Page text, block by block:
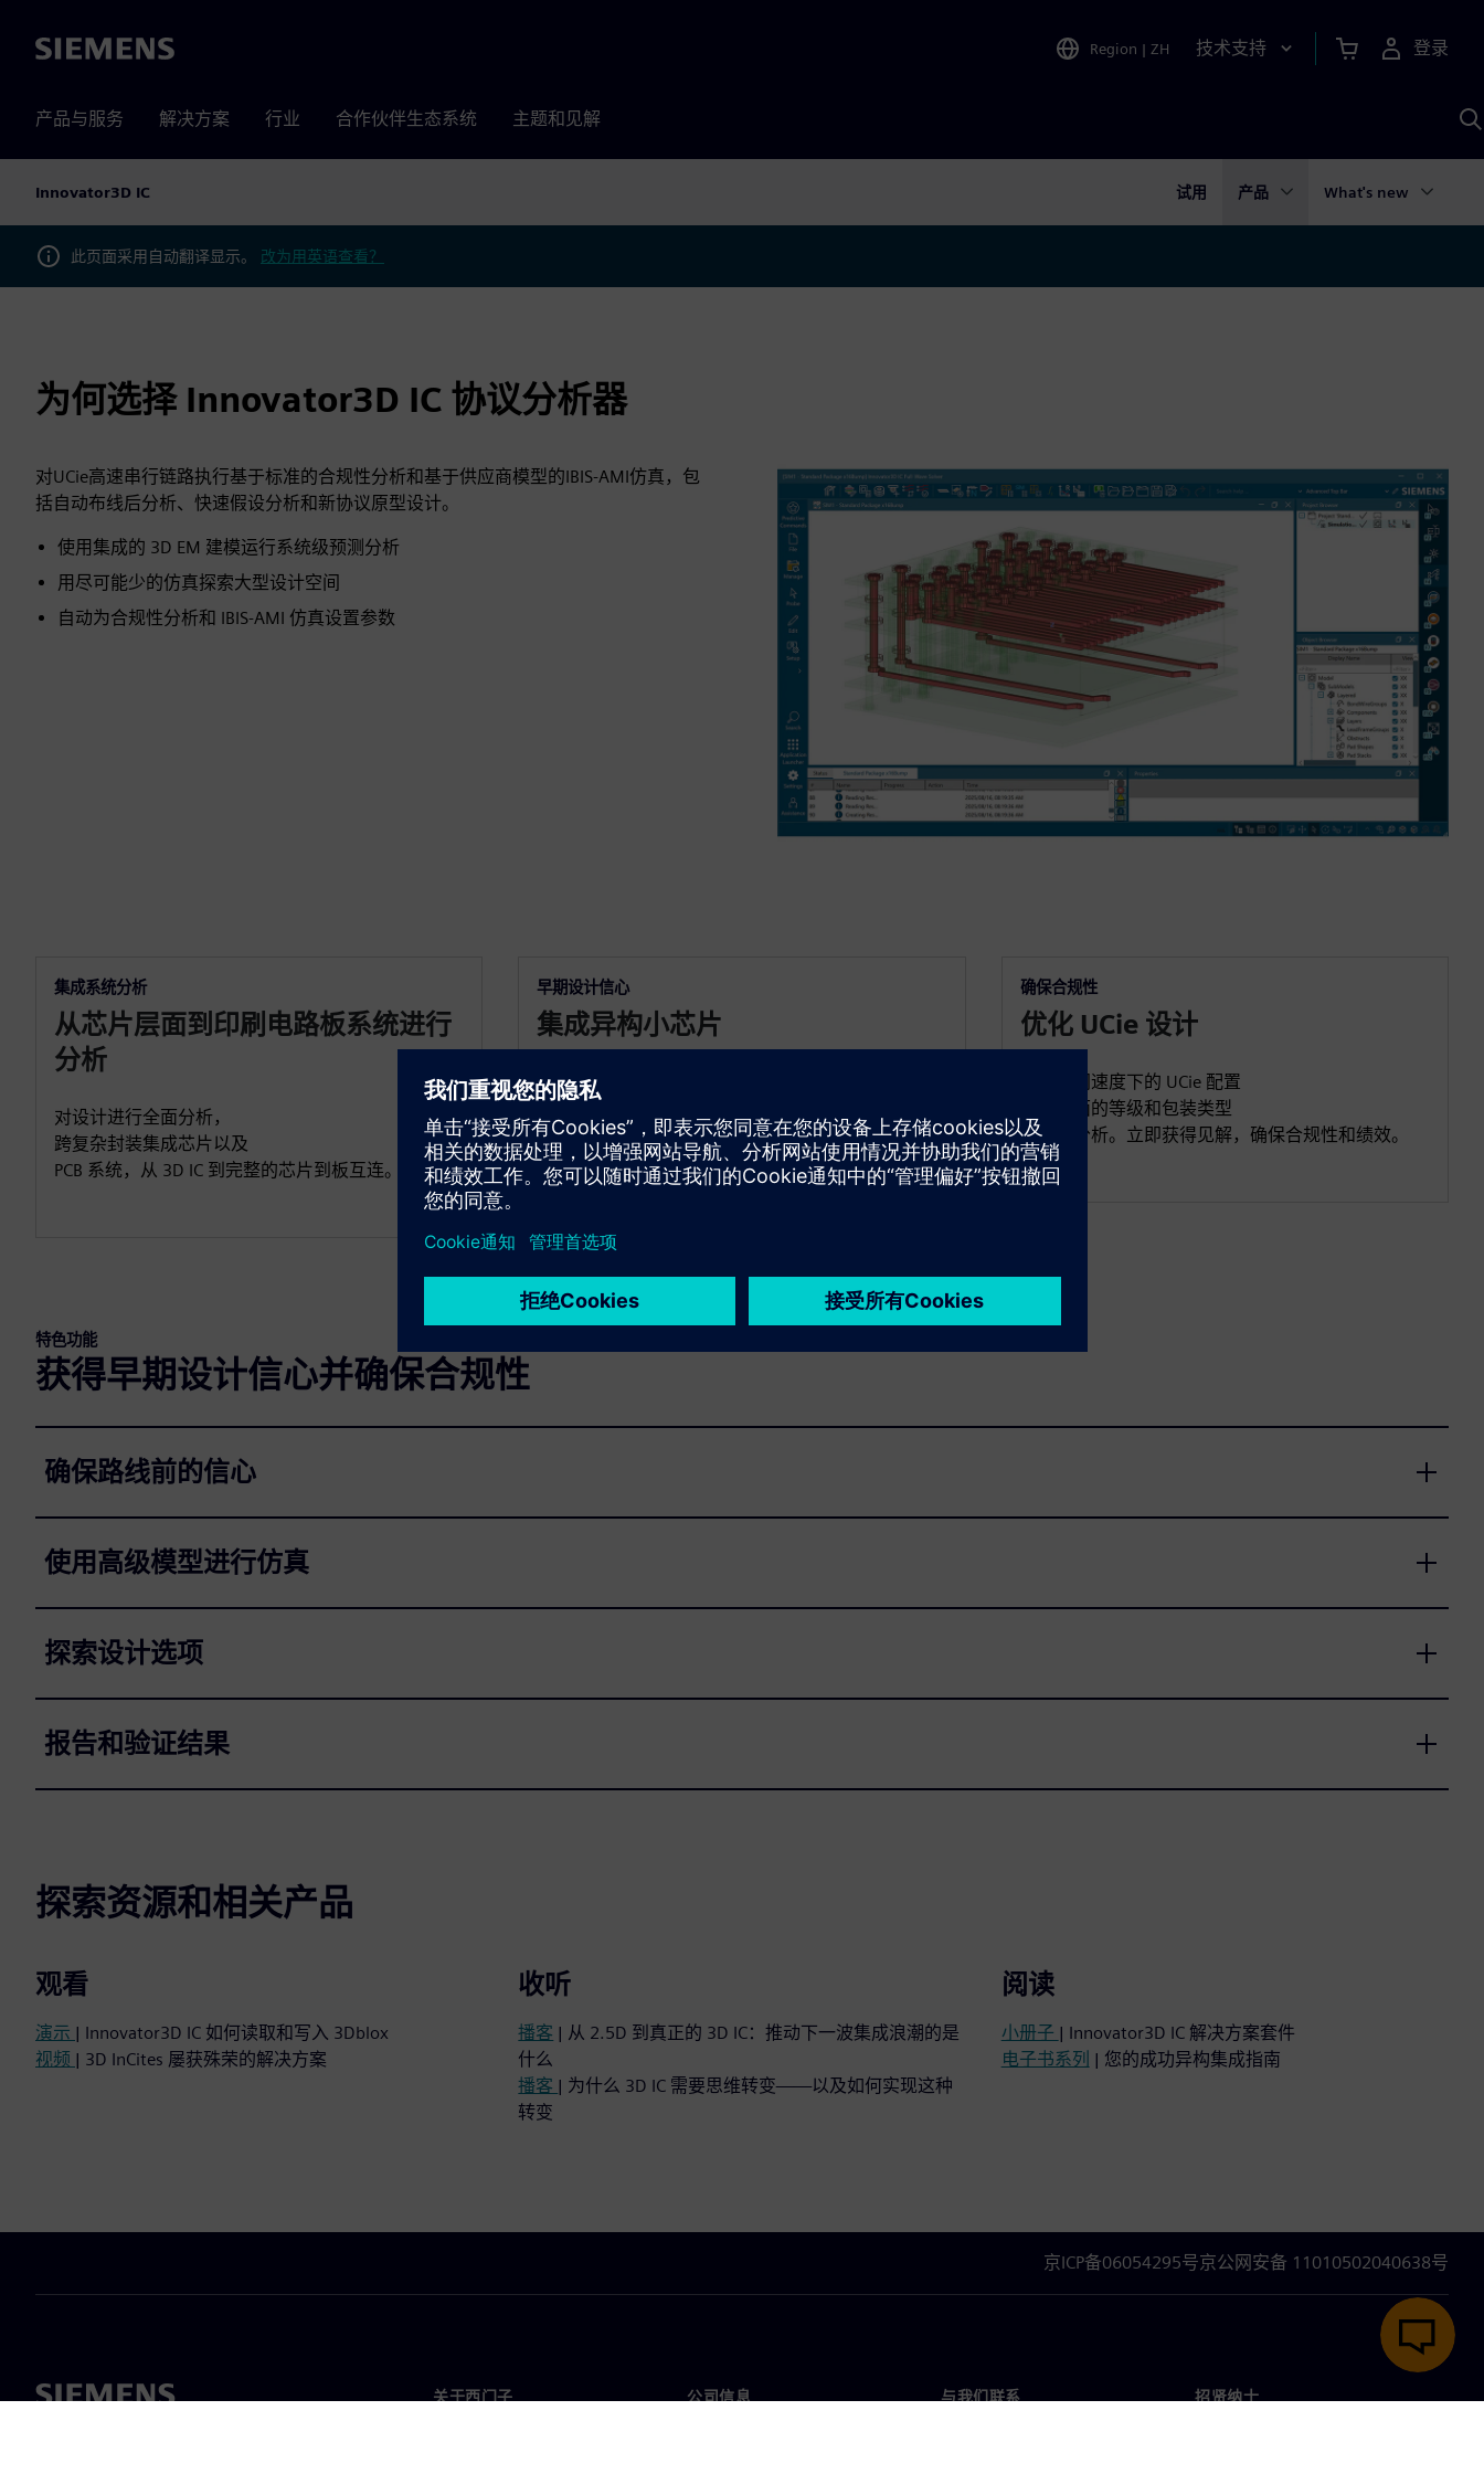
Siemens Region | ZH 技术支持 登录
产品与服务 解决方案 行业 合作伙伴生态系统 主题和见解
Innovator3D IC 试用 产品 What's new
此页面采用自动翻译显示。 改为用英语查看？
为何选择 Innovator3D IC 协议分析器
对UCie高速串行链路执行基于标准的合规性分析和基于供应商模型的IBIS-AMI仿真，包
括自动布线后分析、快速假设分析和新协议原型设计。
使用集成的 3D EM 建模运行系统级预测分析
用尽可能少的仿真探索大型设计空间
自动为合规性分析和 IBIS-AMI 仿真设置参数
集成系统分析
从芯片层面到印刷电路板系统进行
分析
对设计进行全面分析，
跨复杂封装集成芯片以及
PCB 系统，从 3D IC 到完整的芯片到板互连。
早期设计信心
集成异构小芯片
在布线前增强对设计可行性的信心
在开始芯片基板物理设计之前。通过 SI 做出明智的
设计决策，例如材料、封装类型和芯片放置
寻路。
确保合规性
优化 UCie 设计
验证不同速度下的 UCie 配置
通过全面的等级和包装类型
布局前分析。立即获得见解，确保合规性和绩效。
特色功能
获得早期设计信心并确保合规性
确保路线前的信心
使用高级模型进行仿真
探索设计选项
报告和验证结果
探索资源和相关产品
观看
演示 | Innovator3D IC 如何读取和写入 3Dblox
视频 | 3D InCites 屡获殊荣的解决方案
收听
播客 | 从 2.5D 到真正的 3D IC：推动下一波集成浪潮的是
什么
播客 | 为什么 3D IC 需要思维转变——以及如何实现这种
转变
阅读
小册子 | Innovator3D IC 解决方案套件
电子书系列 | 您的成功异构集成指南
京ICP备06054295号京公网安备 11010502040638号
关于西门子 公司信息 与我们联系 招贤纳士